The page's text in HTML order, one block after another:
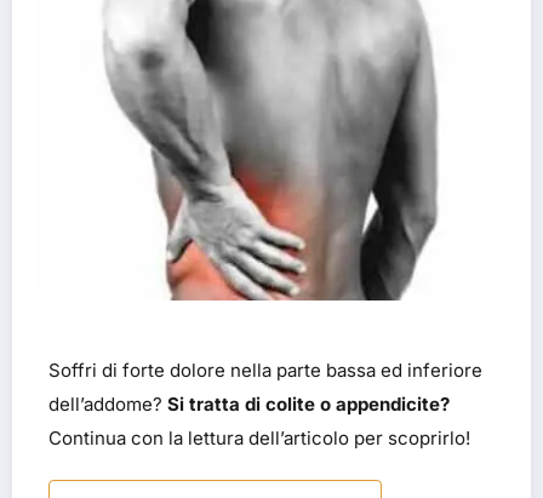
Soffri di forte dolore nella parte bassa ed inferiore
dell’addome? Si tratta di colite o appendicite?
Continua con la lettura dell’articolo per scoprirlo!